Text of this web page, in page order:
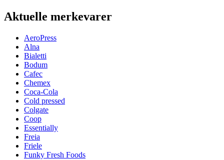
Aktuelle merkevarer
AeroPress
Alna
Bialetti
Bodum
Cafec
Chemex
Coca-Cola
Cold pressed
Colgate
Coop
Essentially
Freia
Friele
Funky Fresh Foods